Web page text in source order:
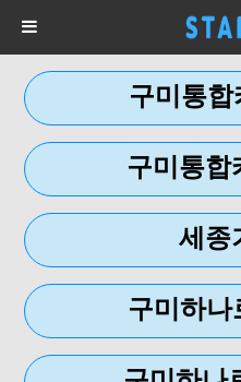
구미통
구미통합
세종
구미하나